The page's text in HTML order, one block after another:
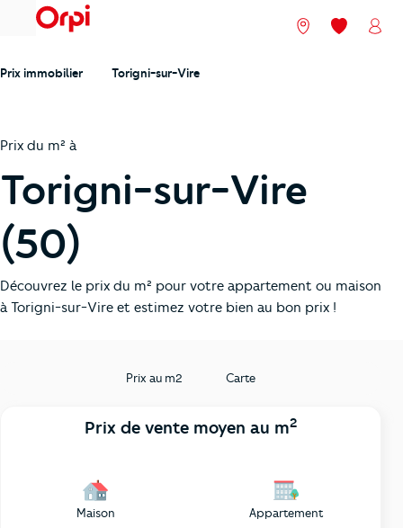
menu Nos agences
Mes
Prix immobilier Torigni-sur-Vire
Prix du m² à
Torigni-sur-Vire
(50)
Découvrez le prix du m² pour votre appartement ou maison
à Torigni-sur-Vire et estimez votre bien au bon prix !
Prix au m2 Carte
Prix de vente moyen au m2
Maison Appartement